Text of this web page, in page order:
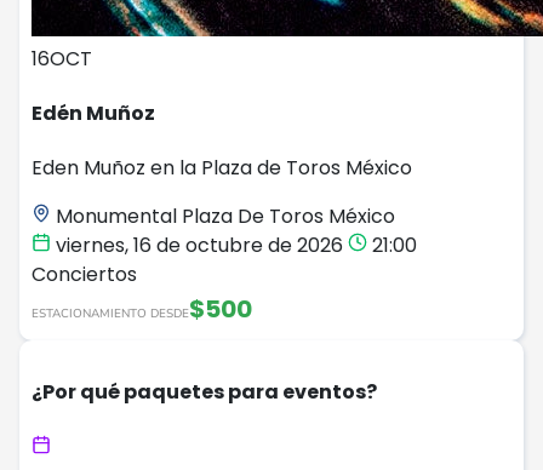
16OCT
Edén Muñoz
Eden Muñoz en la Plaza de Toros México
Monumental Plaza De Toros México
viernes, 16 de octubre de 2026
21:00
Conciertos
ESTACIONAMIENTO DESDE$500
¿Por qué paquetes para eventos?